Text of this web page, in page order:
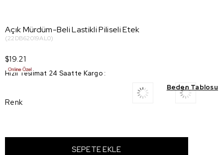
Açık Mürdüm-Beli Lastikli Piliseli Etek
(22DB62019AL0)
$19.21
Hızlı Teslimat 24 Saatte Kargo :
Beden Tablosu
Renk